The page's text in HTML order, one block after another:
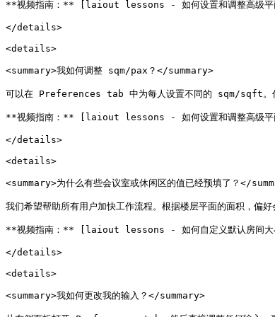
**视频指南：** [laiout lessons - 如何设置和调整高级
</details>
<details>
<summary>我如何调整 sqm/pax？</summary>
可以在 Preferences tab 中为每人设置不同的 sqm/sqft。
**视频指南：** [laiout lessons - 如何设置和调整高级
</details>
<details>
<summary>为什么有些会议室或休闲区的值已经预填了？</
我们希望帮助所有用户加快工作流程。根据楼层平面的面积，偏
**视频指南：** [laiout lessons - 如何自定义默认房间
</details>
<details>
<summary>我如何更改我的输入？</summary>